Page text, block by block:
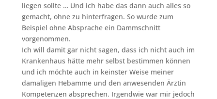
liegen sollte … Und ich habe das dann auch alles so
gemacht, ohne zu hinterfragen. So wurde zum
Beispiel ohne Absprache ein Dammschnitt
vorgenommen.
Ich will damit gar nicht sagen, dass ich nicht auch im
Krankenhaus hätte mehr selbst bestimmen können
und ich möchte auch in keinster Weise meiner
damaligen Hebamme und den anwesenden Ärztin
Kompetenzen absprechen. Irgendwie war mir jedoch